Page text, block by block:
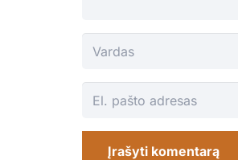
Įrašyti komentarą